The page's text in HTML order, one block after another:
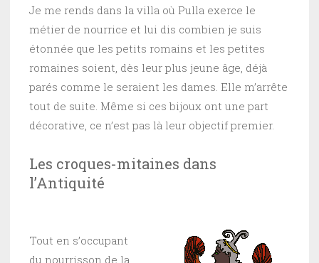
Je me rends dans la villa où Pulla exerce le
métier de nourrice et lui dis combien je suis
étonnée que les petits romains et les petites
romaines soient, dès leur plus jeune âge, déjà
parés comme le seraient les dames. Elle m’arrête
tout de suite. Même si ces bijoux ont une part
décorative, ce n’est pas là leur objectif premier.
Les croques-mitaines dans
l’Antiquité
Tout en s’occupant
du nourrisson de la